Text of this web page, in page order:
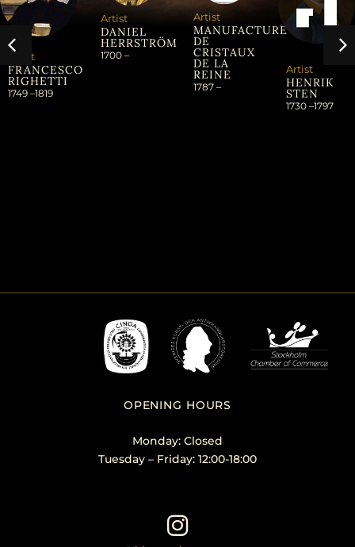
Artist
FRANCESCO
RIGHETTI
1749 –1819
Artist
DANIEL
HERRSTRÖM
1700 –
Artist
MANUFACTURE
DE
CRISTAUX
DE LA
REINE
1787 –
Artist
HENRIK
STEN
1730 –1797
OPENING HOURS
Monday: Closed
Tuesday – Friday: 12:00-18:00